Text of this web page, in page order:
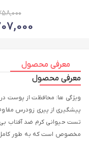
معرفی محصول
معرفی محصول
پیشگیری از پیری زودرس